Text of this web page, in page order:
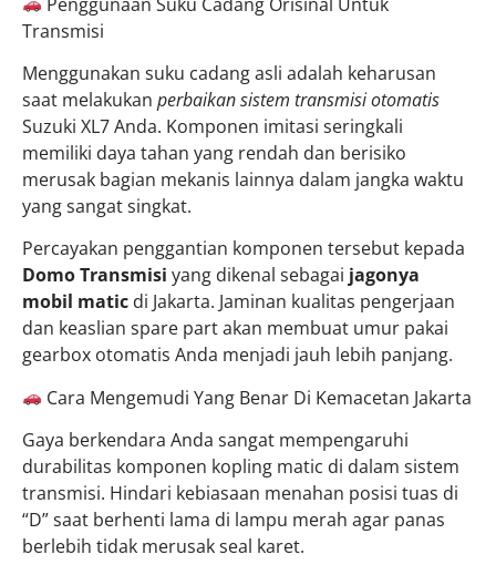
Transmisi
Menggunakan suku cadang asli adalah keharusan
saat melakukan perbaikan sistem transmisi otomatis
Suzuki XL7 Anda. Komponen imitasi seringkali
memiliki daya tahan yang rendah dan berisiko
merusak bagian mekanis lainnya dalam jangka waktu
yang sangat singkat.
Percayakan penggantian komponen tersebut kepada
Domo Transmisi yang dikenal sebagai jagonya
mobil matic di Jakarta. Jaminan kualitas pengerjaan
dan keaslian spare part akan membuat umur pakai
gearbox otomatis Anda menjadi jauh lebih panjang.
Cara Mengemudi Yang Benar Di Kemacetan Jakarta
Gaya berkendara Anda sangat mempengaruhi
durabilitas komponen kopling matic di dalam sistem
transmisi. Hindari kebiasaan menahan posisi tuas di
“D” saat berhenti lama di lampu merah agar panas
berlebih tidak merusak seal karet.